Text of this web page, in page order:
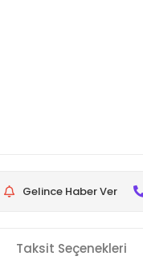
Gelince Haber Ver
Taksit Seçenekleri